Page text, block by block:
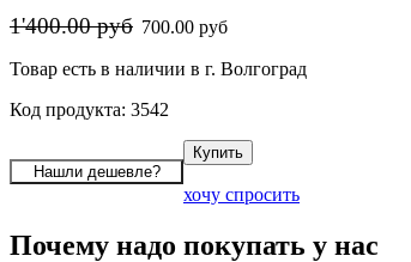
1'400.00 руб 700.00 руб
Товар есть в наличии в г. Волгоград
Код продукта: 3542
хочу спросить
Почему надо покупать у нас